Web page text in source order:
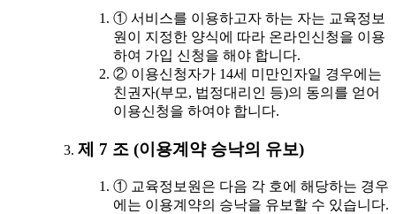
① 서비스를 이용하고자 하는 자는 교육정보
원이 지정한 양식에 따라 온라인신청을 이용
하여 가입 신청을 해야 합니다.
② 이용신청자가 14세 미만인자일 경우에는
친권자(부모, 법정대리인 등)의 동의를 얻어
이용신청을 하여야 합니다.
제 7 조 (이용계약 승낙의 유보)
① 교육정보원은 다음 각 호에 해당하는 경우
에는 이용계약의 승낙을 유보할 수 있습니다.